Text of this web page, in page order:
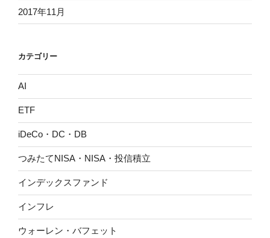
2017年11月
カテゴリー
AI
ETF
iDeCo・DC・DB
つみたてNISA・NISA・投信積立
インデックスファンド
インフレ
ウォーレン・バフェット